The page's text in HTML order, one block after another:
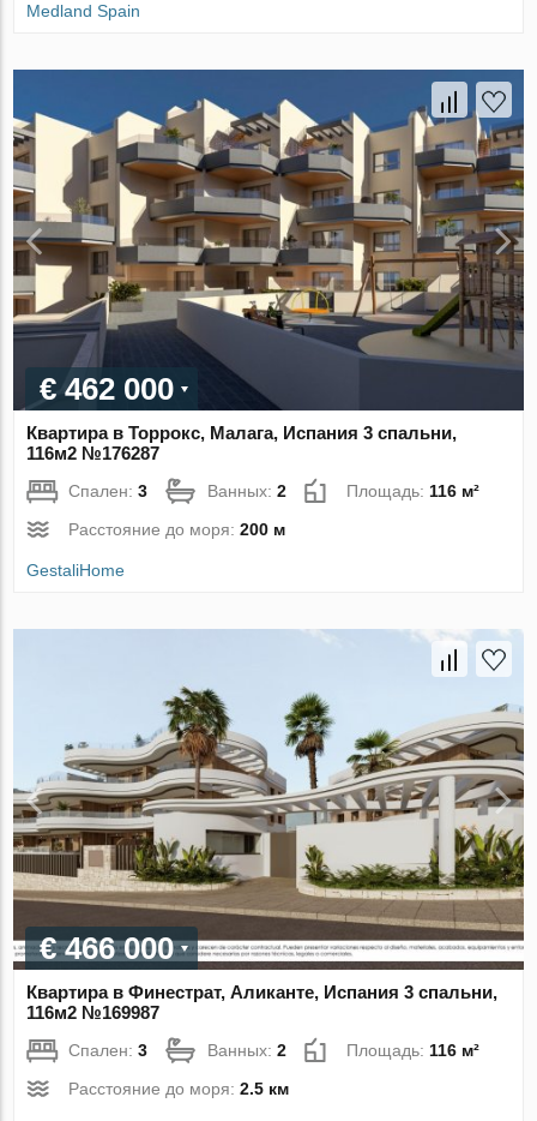
Medland Spain
€ 462 000
Квартира в Торрокс, Малага, Испания 3 спальни,
116м2 №176287
Спален:3 Ванных:2 Площадь: 116 м²
Расстояние до моря:200 м
GestaliHome
€ 466 000
Квартира в Финестрат, Аликанте, Испания 3 спальни,
116м2 №169987
Спален:3 Ванных:2 Площадь: 116 м²
Расстояние до моря:2.5 км